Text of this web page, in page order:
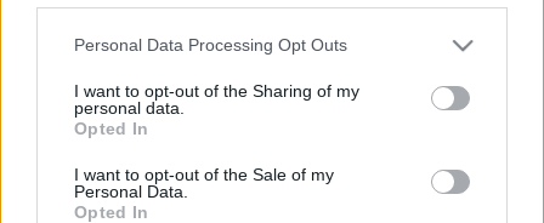
Please note that this website/app uses one or more Google
not limited to your visit or usage behaviour. You may click to
grant or deny consent to Google and its third-party tags to
use your data for below specified purposes in below Google
consent section.
Personal Data Processing Opt Outs
I want to opt-out of the Sharing of my
personal data.
Opted In
I want to opt-out of the Sale of my
Personal Data.
Opted In
Mostanában kicsit jobban fókuszálok az ágyakra,
alant látható képbe is, amelyen egy igazán ...